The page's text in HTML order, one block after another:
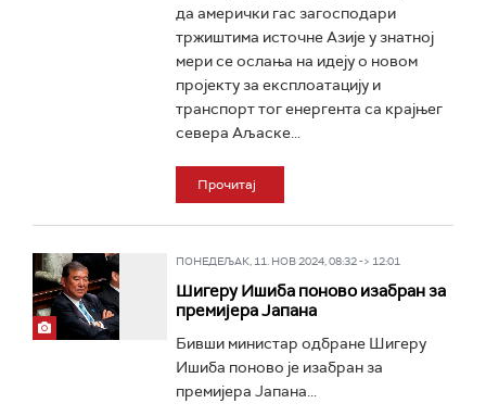
да амерички гас загосподари
тржиштима источне Азије у знатној
мери се ослања на идеју о новом
пројекту за експлоатацију и
транспорт тог енергента са крајњег
севера Аљаске...
Прочитај
ПОНЕДЕЉАК, 11. НОВ 2024, 08:32 -> 12:01
Шигеру Ишиба поново изабран за
премијера Јапана
Бивши министар одбране Шигеру
Ишиба поново је изабран за
премијера Јапана...